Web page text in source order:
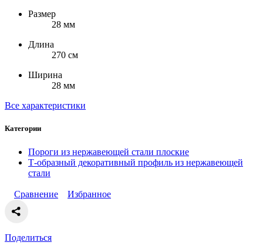
Размер
28 мм
Длина
270 см
Ширина
28 мм
Все характеристики
Категории
Пороги из нержавеющей стали плоские
Т-образный декоративный профиль из нержавеющей
стали
Сравнение Избранное
Поделиться